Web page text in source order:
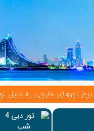
خارجی به دلیل